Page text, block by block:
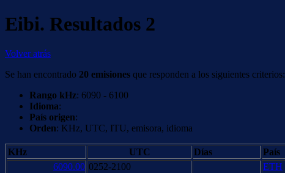
Eibi. Resultados 2
Volver atrás
Se han encontrado 20 emisiones que responden a los siguientes criterios:
Rango kHz: 6090 - 6100
Idioma:
País origen:
Orden: KHz, UTC, ITU, emisora, idioma
KHz UTC Días País
6090.00 0252-2100 ETH